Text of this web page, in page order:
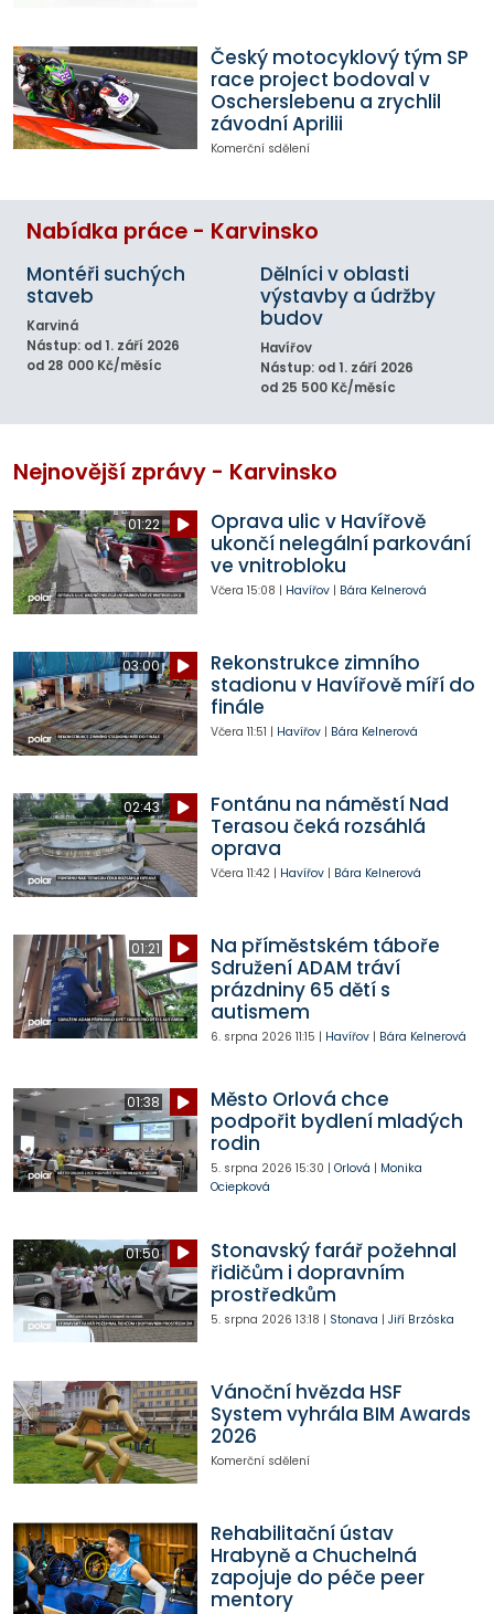
Český motocyklový tým SP
race project bodoval v
Oscherslebenu a zrychlil
závodní Aprilii
Komerční sdělení
Nabídka práce - Karvinsko
Montéři suchých
staveb
Karviná
Nástup: od 1. září 2026
od 28 000 Kč/měsíc
Dělníci v oblasti
výstavby a údržby
budov
Havířov
Nástup: od 1. září 2026
od 25 500 Kč/měsíc
Nejnovější zprávy - Karvinsko
01:22
Oprava ulic v Havířově
ukončí nelegální parkování
ve vnitrobloku
Včera 15:08 | Havířov| Bára Kelnerová
03:00
Rekonstrukce zimního
stadionu v Havířově míří do
finále
Včera 11:51 | Havířov| Bára Kelnerová
02:43
Fontánu na náměstí Nad
Terasou čeká rozsáhlá
oprava
Včera 11:42| Havířov| Bára Kelnerová
01:21
Na příměstském táboře
Sdružení ADAM tráví
prázdniny 65 dětí s
autismem
6. srpna 2026 11:15 | Havířov| Bára Kelnerová
01:38
Město Orlová chce
podpořit bydlení mladých
rodin
5. srpna 2026 15:30 | Orlová | Monika
Ociepková
01:50
Stonavský farář požehnal
řidičům i dopravním
prostředkům
5. srpna 2026 13:18 | Stonava | Jiří Brzóska
Vánoční hvězda HSF
System vyhrála BIM Awards
2026
Komerční sdělení
Rehabilitační ústav
Hrabyně a Chuchelná
zapojuje do péče peer
mentory